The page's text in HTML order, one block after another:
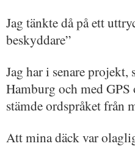
Jag tänkte då på ett
beskyddare”
Jag har i senare
Hamburg och med
stämde ordspråket från
Att mina däck var